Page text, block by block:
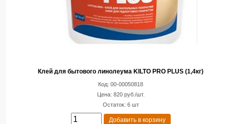
Клей для бытового линолеума KILTO PRO PLUS (1,4кг)
Код: 00-00050818
Цена: 820 руб./шт.
Остаток: 6 шт
Добавить в корзину